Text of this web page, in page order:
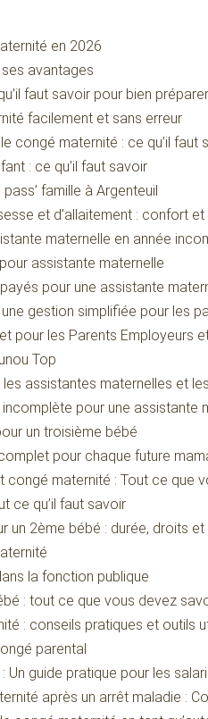
en 2026
avantages
faut savoir pour bien
facilement et sans erreur
congé maternité : ce qu’il faut
: ce qu’il faut savoir
famille à Argenteuil
et d’allaitement : confort
maternelle en année
assistante maternelle
pour une assistante
gestion simplifiée pour les
pour les Parents Employeurs
Top
les assistantes maternelles et
pour une assistante
un troisième bébé
pour chaque future
congé maternité : Tout ce que
ce qu’il faut savoir
un 2ème bébé : durée, droits
la fonction publique
: tout ce que vous devez
: conseils pratiques et outils
parental
guide pratique pour les
après un arrêt maladie :